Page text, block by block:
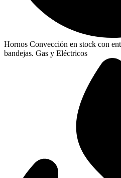
Hornos Convección en stock con
bandejas. Gas y Eléctricos